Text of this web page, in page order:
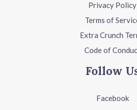
Privacy Policy
Terms of
Extra Crunch
Code of
Follow
Facebook